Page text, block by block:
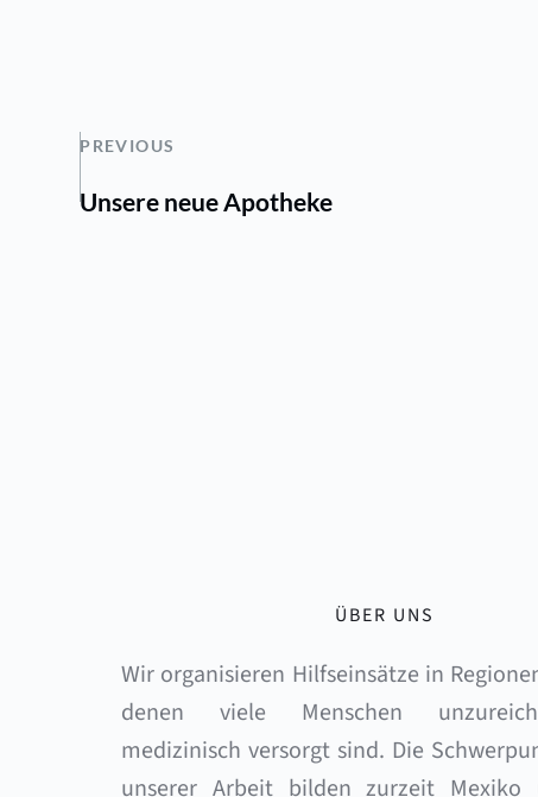
PREVIOUS
Unsere neue Apotheke
ÜBER UNS
Wir organisieren Hilfseinsätze in
denen viele Menschen
medizinisch versorgt sind. Die
unserer Arbeit bilden zurzeit Mexiko